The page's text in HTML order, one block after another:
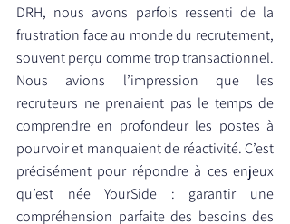
DRH, nous avons parfois ressenti de la
frustration face au monde du recrutement,
souvent perçu comme trop transactionnel.
Nous avions l’impression que les
recruteurs ne prenaient pas le temps de
comprendre en profondeur les postes à
pourvoir et manquaient de réactivité. C’est
précisément pour répondre à ces enjeux
qu’est née YourSide : garantir une
compréhension parfaite des besoins des